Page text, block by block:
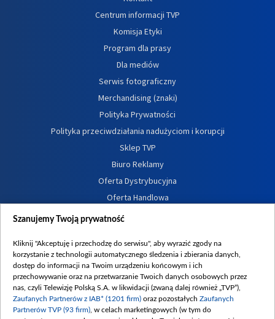
Centrum informacji TVP
Komisja Etyki
Program dla prasy
Dla mediów
Serwis fotograficzny
Merchandising (znaki)
Polityka Prywatności
Polityka przeciwdziałania nadużyciom i korupcji
Sklep TVP
Biuro Reklamy
Oferta Dystrybucyjna
Oferta Handlowa
Dostępność
Procedura zgłoszeń wewnętrznych
Szanujemy Twoją prywatność
Kliknij "Akceptuję i przechodzę do serwisu", aby wyrazić zgody na
korzystanie z technologii automatycznego śledzenia i zbierania danych,
dostęp do informacji na Twoim urządzeniu końcowym i ich
przechowywanie oraz na przetwarzanie Twoich danych osobowych przez
nas, czyli Telewizję Polską S.A. w likwidacji (zwaną dalej również „TVP”),
Zaufanych Partnerów z IAB* (1201 firm) oraz pozostałych Zaufanych
Partnerów TVP (93 firm) , w celach marketingowych (w tym do